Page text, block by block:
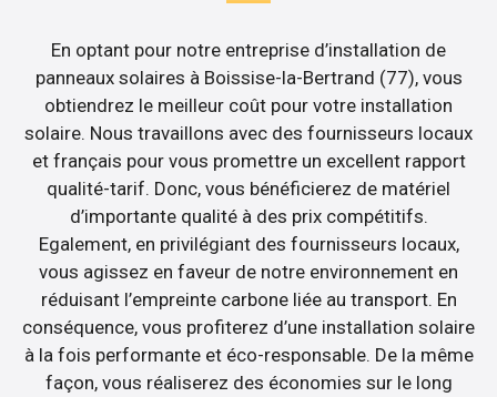
En optant pour notre entreprise d’installation de
panneaux solaires à Boissise-la-Bertrand (77), vous
obtiendrez le meilleur coût pour votre installation
solaire. Nous travaillons avec des fournisseurs locaux
et français pour vous promettre un excellent rapport
qualité-tarif. Donc, vous bénéficierez de matériel
d’importante qualité à des prix compétitifs.
Egalement, en privilégiant des fournisseurs locaux,
vous agissez en faveur de notre environnement en
réduisant l’empreinte carbone liée au transport. En
conséquence, vous profiterez d’une installation solaire
à la fois performante et éco-responsable. De la même
façon, vous réaliserez des économies sur le long